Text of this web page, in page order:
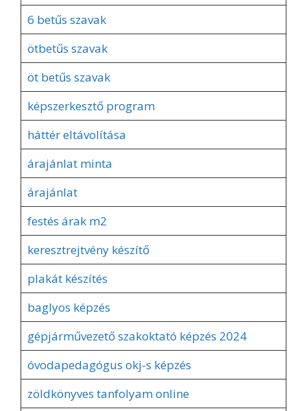
6 betűs szavak
ötbetűs szavak
öt betűs szavak
képszerkesztő program
háttér eltávolítása
árajánlat minta
árajánlat
festés árak m2
keresztrejtvény készítő
plakát készítés
baglyos képzés
gépjárművezető szakoktató képzés 2024
óvodapedagógus okj-s képzés
zöldkönyves tanfolyam online